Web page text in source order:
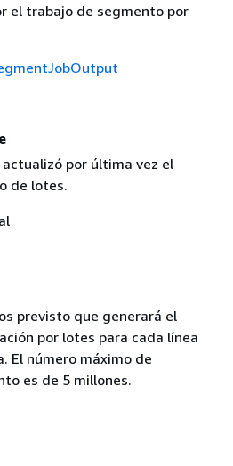
el trabajo de segmento por
actualizó por última vez el
de lotes.
previsto que generará el
por lotes para cada línea
El número máximo de
es de 5 millones.